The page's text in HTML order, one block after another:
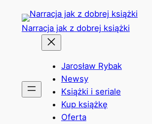
Przejdź
Narracja jak z dobrej książki
Jarosław Rybak
Newsy
Książki i seriale
Kup książkę
Oferta